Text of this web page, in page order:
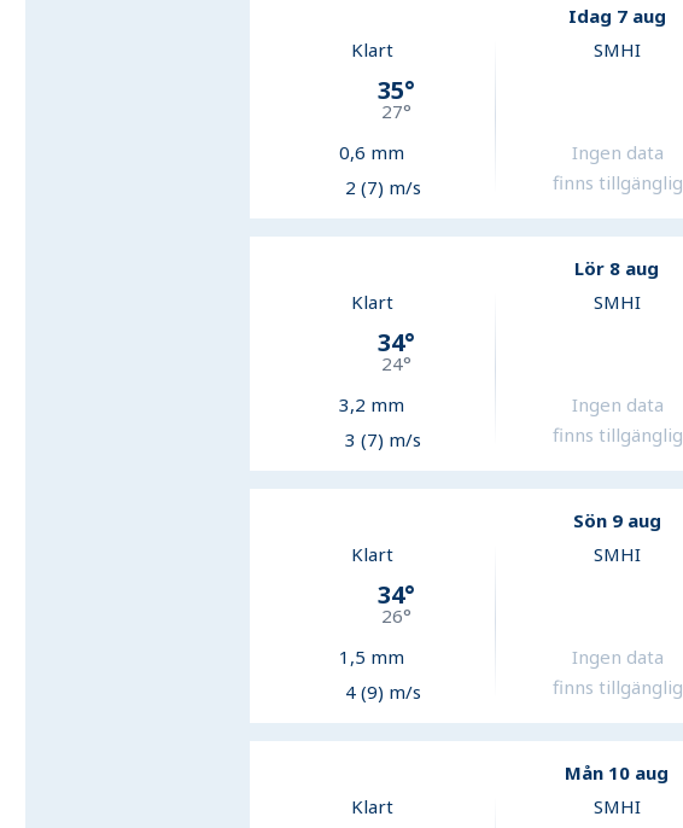
Idag 7 aug
Klart
35°
27°
0,6 mm
2 (7) m/s
SMHI
Ingen data
finns tillgänglig
Lör 8 aug
Klart
34°
24°
3,2 mm
3 (7) m/s
SMHI
Ingen data
finns tillgänglig
Sön 9 aug
Klart
34°
26°
1,5 mm
4 (9) m/s
SMHI
Ingen data
finns tillgänglig
Mån 10 aug
Klart
SMHI